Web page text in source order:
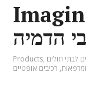
הדמיה
Products, לבתי חולים
ומרפאות, רכיבים אופטיים